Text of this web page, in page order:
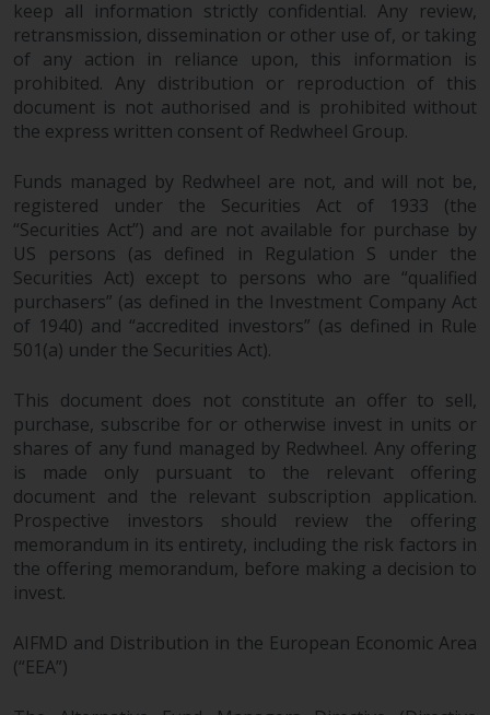
3ter KAG („Qualifizierte Anleger“).
Der Vertreter der von Redwheel
verwalteten Fonds in der Schweiz
ist FIRST INDEPENDENT FUND
SERVICES LTD, Feldeggstrasse 12,
Redwheel verwalteten Fonds in
der Schweiz ist die Helvetische
Bank AG, Seefeldstrasse 215, CH-
8008 Zürich. Der
Verkaufsprospekt oder ein
gleichwertiges Dokument der von
Redwheel verwalteten Fonds, die
Jahresberichte und, sofern von
den jeweiligen von Redwheel
verwalteten Fonds erstellt, die
Halbjahresberichte und/oder das
Basisinformationsblatt (PRIIPs
KID) sind kostenlos erhältlich vom
Vertreter in der Schweiz. In Bezug
auf die qualifizierten Anlegern in
ist der Erfüllungsort der
keep all information strictly confidential. Any review,
retransmission, dissemination or other use of, or taking
of any action in reliance upon, this information is
prohibited. Any distribution or reproduction of this
document is not authorised and is prohibited without
the express written consent of Redwheel Group.
Funds managed by Redwheel are not, and will not be,
registered under the Securities Act of 1933 (the
“Securities Act”) and are not available for purchase by
US persons (as defined in Regulation S under the
Securities Act) except to persons who are “qualified
purchasers” (as defined in the Investment Company Act
of 1940) and “accredited investors” (as defined in Rule
501(a) under the Securities Act).
This document does not constitute an offer to sell,
purchase, subscribe for or otherwise invest in units or
shares of any fund managed by Redwheel. Any offering
is made only pursuant to the relevant offering
document and the relevant subscription application.
Prospective investors should review the offering
memorandum in its entirety, including the risk factors in
the offering memorandum, before making a decision to
invest.
AIFMD and Distribution in the European Economic Area
(“EEA”)